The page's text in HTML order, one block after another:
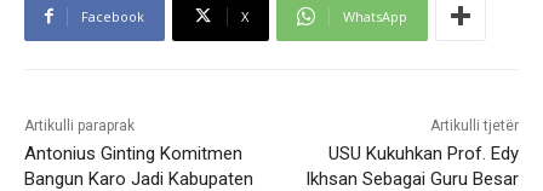
Facebook X WhatsApp
Artikulli paraprak
Antonius Ginting Komitmen
Bangun Karo Jadi Kabupaten
Artikulli tjetër
USU Kukuhkan Prof. Edy
Ikhsan Sebagai Guru Besar